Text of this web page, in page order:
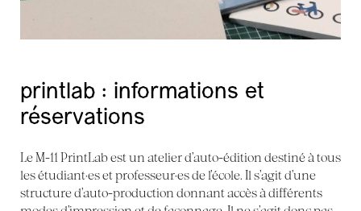
printlab : informations et
réservations
Le M-11 PrintLab est un atelier d’auto-édition destiné à tous
les étudiant·es et professeur·es de l’école. Il s’agit d’une
structure d’auto-production donnant accès à différents